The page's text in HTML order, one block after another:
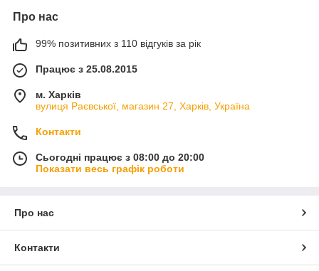
Про нас
99% позитивних з 110 відгуків за рік
Працює з 25.08.2015
м. Харків
вулиця Раєвської, магазин 27, Харків, Україна
Контакти
Сьогодні працює з 08:00 до 20:00
Показати весь графік роботи
Про нас
Контакти